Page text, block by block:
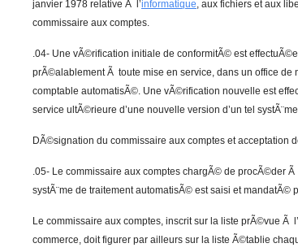
janvier 1978 relative Ã l’informatique, aux fichiers et aux
commissaire aux comptes.
.04- Une vÃ©rification initiale de conformitÃ© est
prÃ©alablement Ã toute mise en service, dans un office de
comptable automatisÃ©. Une vÃ©rification nouvelle est
service ultÃ©rieure d’une nouvelle version d’un tel
DÃ©signation du commissaire aux comptes et acceptation
.05- Le commissaire aux comptes chargÃ© de procÃ©der
systÃ¨me de traitement automatisÃ© est saisi et mandatÃ©
Le commissaire aux comptes, inscrit sur la liste prÃ©vue Ã
commerce, doit figurer par ailleurs sur la liste Ã©tablie